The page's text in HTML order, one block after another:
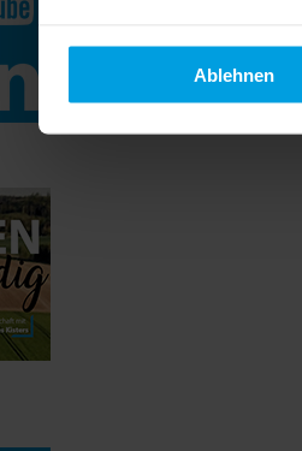
Ablehnen